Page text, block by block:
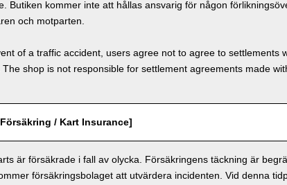
Butiken kommer inte att hållas ansvarig för någon
och motparten.
of a traffic accident, users agree not to agree to settlements
The shop is not responsible for settlement agreements made
/ Kart Insurance]
är försäkrade i fall av olycka. Försäkringens täckning är
försäkringsbolaget att utvärdera incidenten. Vid denna